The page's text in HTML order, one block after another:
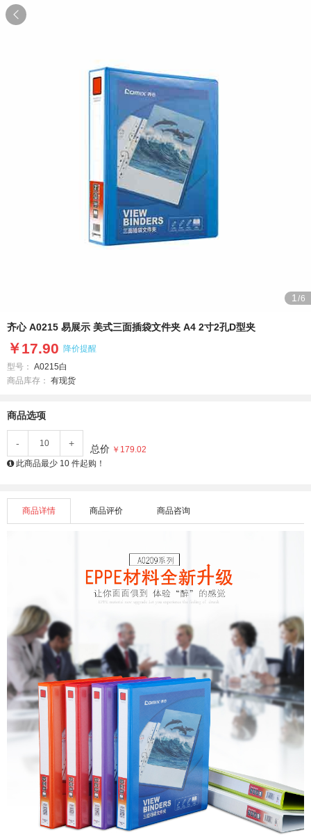

1 /6
齐心 A0215 易展示 美式三面插袋文件夹 A4 2寸2孔D型夹
￥17.90 降价提醒
型号： A0215白
商品库存： 有现货
商品选项
- + 总价 ￥179.02
此商品最少 10 件起购！
商品详情 商品评价 商品咨询